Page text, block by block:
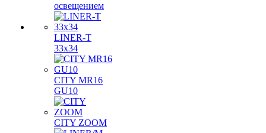
освещением
LINER-T
33x34
CITY MR16
GU10
CITY ZOOM